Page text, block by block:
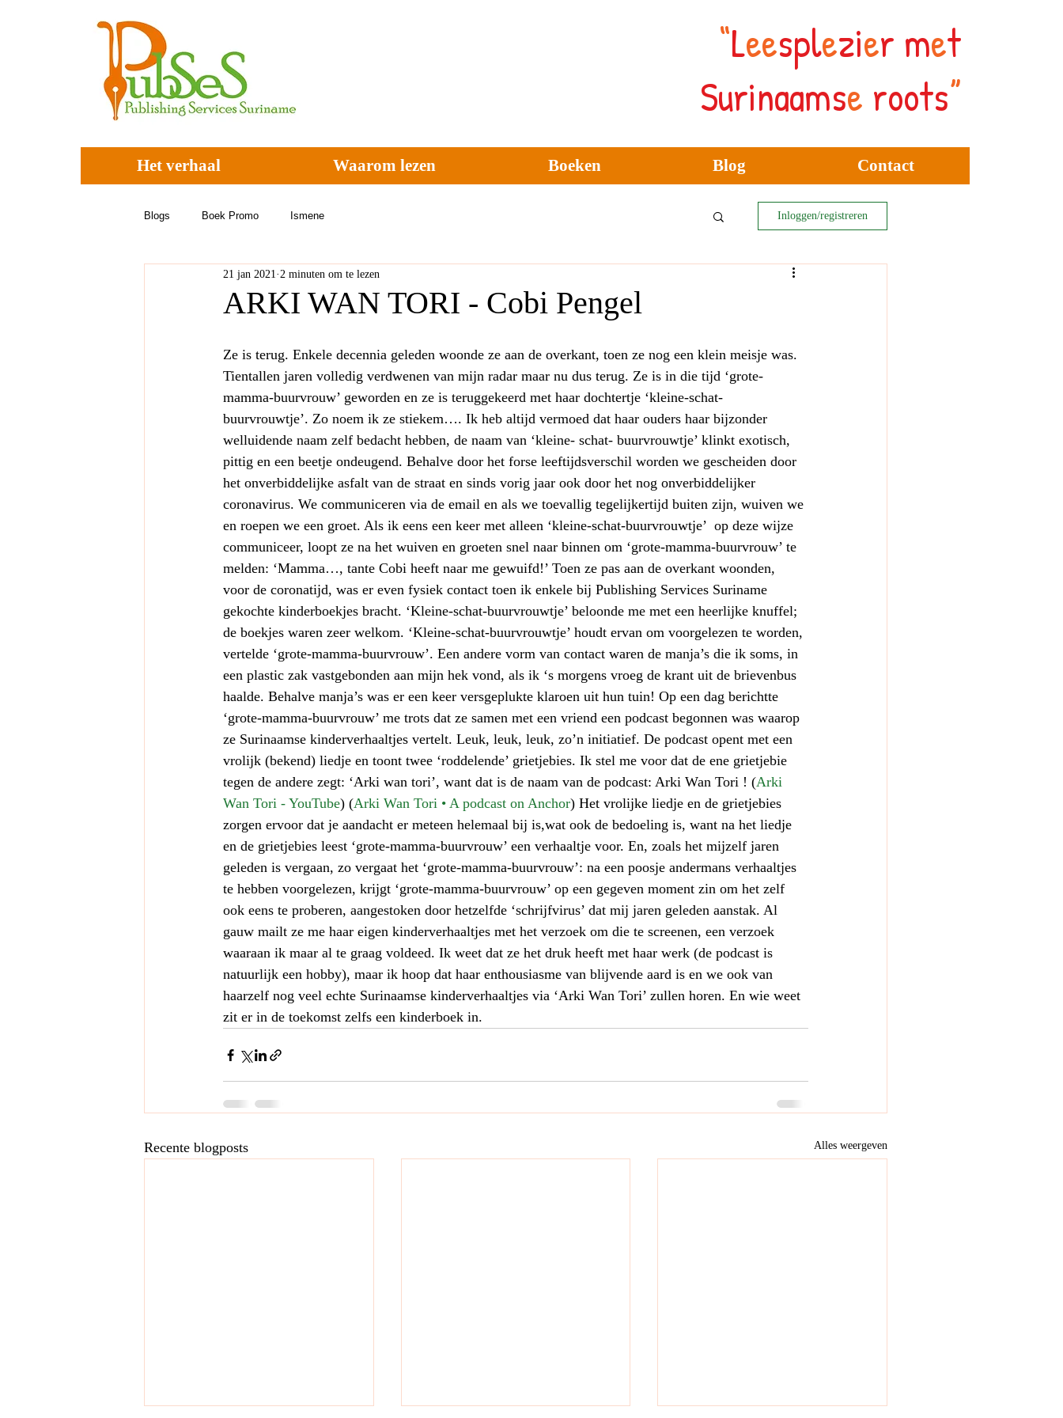
“Leesplezier met
Surinaamse roots”
Het verhaal Waarom lezen Boeken Blog Contact
Blogs Boek Promo Ismene Inloggen/registreren
ARKI WAN TORI - Cobi Pengel
21 jan 2021 2 minuten om te lezen
Ze is terug. Enkele decennia geleden woonde ze aan de overkant, toen ze nog een klein meisje was.
Tientallen jaren volledig verdwenen van mijn radar maar nu dus terug. Ze is in die tijd ‘grote-
mamma-buurvrouw’ geworden en ze is teruggekeerd met haar dochtertje ‘kleine-schat-
buurvrouwtje’. Zo noem ik ze stiekem…. Ik heb altijd vermoed dat haar ouders haar bijzonder
welluidende naam zelf bedacht hebben, de naam van ‘kleine- schat- buurvrouwtje’ klinkt exotisch,
pittig en een beetje ondeugend. Behalve door het forse leeftijdsverschil worden we gescheiden door
het onverbiddelijke asfalt van de straat en sinds vorig jaar ook door het nog onverbiddelijker
coronavirus. We communiceren via de email en als we toevallig tegelijkertijd buiten zijn, wuiven we
en roepen we een groet. Als ik eens een keer met alleen ‘kleine-schat-buurvrouwtje’  op deze wijze
communiceer, loopt ze na het wuiven en groeten snel naar binnen om ‘grote-mamma-buurvrouw’ te
melden: ‘Mamma…, tante Cobi heeft naar me gewuifd!’ Toen ze pas aan de overkant woonden,
voor de coronatijd, was er even fysiek contact toen ik enkele bij Publishing Services Suriname
gekochte kinderboekjes bracht. ‘Kleine-schat-buurvrouwtje’ beloonde me met een heerlijke knuffel;
de boekjes waren zeer welkom. ‘Kleine-schat-buurvrouwtje’ houdt ervan om voorgelezen te worden,
vertelde ‘grote-mamma-buurvrouw’. Een andere vorm van contact waren de manja’s die ik soms, in
een plastic zak vastgebonden aan mijn hek vond, als ik ‘s morgens vroeg de krant uit de brievenbus
haalde. Behalve manja’s was er een keer versgeplukte klaroen uit hun tuin! Op een dag berichtte
‘grote-mamma-buurvrouw’ me trots dat ze samen met een vriend een podcast begonnen was waarop
ze Surinaamse kinderverhaaltjes vertelt. Leuk, leuk, leuk, zo’n initiatief. De podcast opent met een
vrolijk (bekend) liedje en toont twee ‘roddelende’ grietjebies. Ik stel me voor dat de ene grietjebie
tegen de andere zegt: ‘Arki wan tori’, want dat is de naam van de podcast: Arki Wan Tori ! (Arki
Wan Tori - YouTube) (Arki Wan Tori • A podcast on Anchor) Het vrolijke liedje en de grietjebies
zorgen ervoor dat je aandacht er meteen helemaal bij is,wat ook de bedoeling is, want na het liedje
en de grietjebies leest ‘grote-mamma-buurvrouw’ een verhaaltje voor. En, zoals het mijzelf jaren
geleden is vergaan, zo vergaat het ‘grote-mamma-buurvrouw’: na een poosje andermans verhaaltjes
te hebben voorgelezen, krijgt ‘grote-mamma-buurvrouw’ op een gegeven moment zin om het zelf
ook eens te proberen, aangestoken door hetzelfde ‘schrijfvirus’ dat mij jaren geleden aanstak. Al
gauw mailt ze me haar eigen kinderverhaaltjes met het verzoek om die te screenen, een verzoek
waaraan ik maar al te graag voldeed. Ik weet dat ze het druk heeft met haar werk (de podcast is
natuurlijk een hobby), maar ik hoop dat haar enthousiasme van blijvende aard is en we ook van
haarzelf nog veel echte Surinaamse kinderverhaaltjes via ‘Arki Wan Tori’ zullen horen. En wie weet
zit er in de toekomst zelfs een kinderboek in.
Recente blogposts Alles weergeven